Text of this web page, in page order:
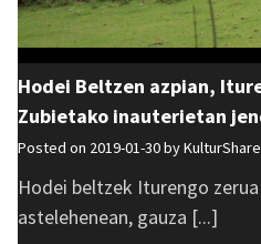
Hodei Beltzen azpian,
Zubietako inauterietan
Posted on 2019-01-30 by
Hodei beltzek Iturengo
astelehenean, gauza [...]